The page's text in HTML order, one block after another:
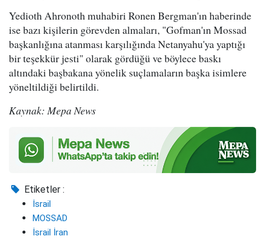
Yedioth Ahronoth muhabiri Ronen Bergman'ın haberinde
ise bazı kişilerin görevden almaları, "Gofman'ın Mossad
başkanlığına atanması karşılığında Netanyahu'ya yaptığı
bir teşekkür jesti" olarak gördüğü ve böylece baskı
altındaki başbakana yönelik suçlamaların başka isimlere
yöneltildiği belirtildi.
Kaynak: Mepa News
Etiketler :
İsrail
MOSSAD
İsrail İran